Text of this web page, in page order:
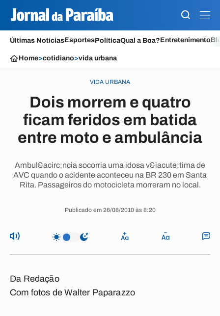
Últimas NotíciasEsportesPolíticaQual a Boa?Entretenimento
Home>cotidiano>vida urbana
VIDA URBANA
Dois morrem e quatro
ficam feridos em batida
entre moto e ambulância
Ambul&acirc;ncia socorria uma idosa v&iacute;tima de
AVC quando o acidente aconteceu na BR 230 em Santa
Rita. Passageiros do motocicleta morreram no local.
Publicado em 26/08/2010 às 8:20
Da Redação
Com fotos de Walter Paparazzo